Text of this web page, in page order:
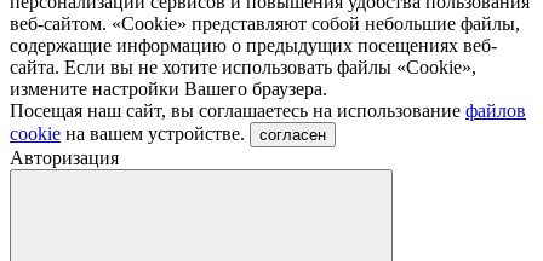
веб-сайтом. «Cookie» представляют собой небольшие файлы,
содержащие информацию о предыдущих посещениях веб-
сайта. Если вы не хотите использовать файлы «Сookie»,
измените настройки Вашего браузера.
Посещая наш сайт, вы соглашаетесь на использование файлов
cookie на вашем устройстве. согласен
Авторизация